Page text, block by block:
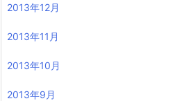
2013年12月
2013年11月
2013年10月
2013年9月